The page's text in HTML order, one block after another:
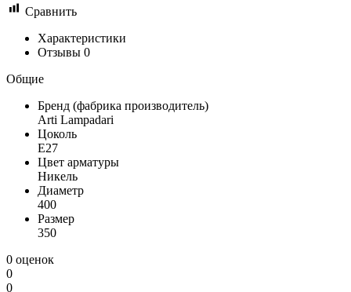
Сравнить
Характеристики
Отзывы 0
Общие
Бренд (фабрика производитель)
Arti Lampadari
Цоколь
E27
Цвет арматуры
Никель
Диаметр
400
Размер
350
0 оценок
0
0